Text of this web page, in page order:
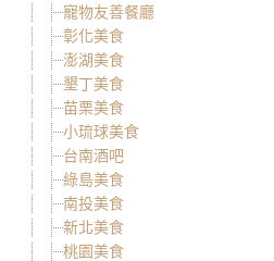
寵物友善餐廳
彰化美食
澎湖美食
墾丁美食
苗栗美食
小琉球美食
台南酒吧
綠島美食
南投美食
新北美食
桃園美食